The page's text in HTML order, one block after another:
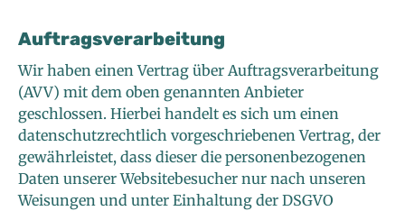
Auftragsverarbeitung
Wir haben einen Vertrag über Auftragsverarbeitung
(AVV) mit dem oben genannten Anbieter
geschlossen. Hierbei handelt es sich um einen
datenschutzrechtlich vorgeschriebenen Vertrag, der
gewährleistet, dass dieser die personenbezogenen
Daten unserer Websitebesucher nur nach unseren
Weisungen und unter Einhaltung der DSGVO